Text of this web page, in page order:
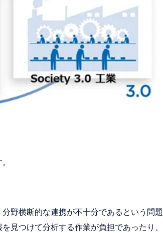
野横断的な連携が不十分であるという問
見つけて分析する作業が負担であったり